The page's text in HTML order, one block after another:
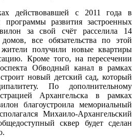
действовавшей с 2011 года в
программы развития застроенных
за свой счёт расселила 14
все обязательства по этой
получили новые квартиры
Кроме того, на пересечении
Обводный канал в рамках
новый детский сад, который
По дополнительному
Архангельска в рамках
благоустроила мемориальный
Михаило-Архангельский
сквер будет сделан